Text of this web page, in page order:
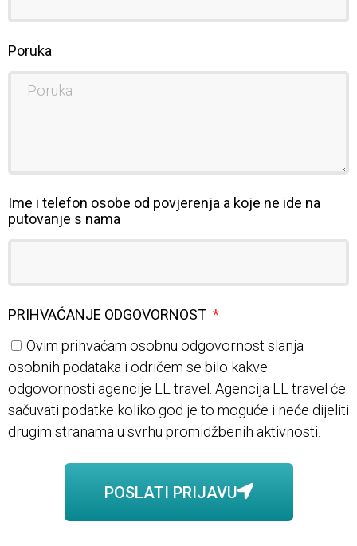
Poruka
Ime i telefon osobe od povjerenja a koje ne ide na
putovanje s nama
PRIHVAĆANJE ODGOVORNOST
Ovim prihvaćam osobnu odgovornost slanja
osobnih podataka i odričem se bilo kakve
odgovornosti agencije LL travel. Agencija LL travel će
sačuvati podatke koliko god je to moguće i neće dijeliti
drugim stranama u svrhu promidžbenih aktivnosti.
POSLATI PRIJAVU